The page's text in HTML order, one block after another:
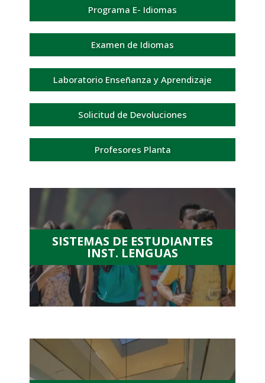
Programa E- Idiomas
Examen de Idiomas
Laboratorio Enseñanza y Aprendizaje
Solicitud de Devoluciones
Profesores Planta
SISTEMAS DE ESTUDIANTES
INST. LENGUAS